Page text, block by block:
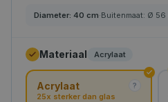
rond-120
rond-130
Diameter: 40 cm·Buitenmaat: Ø 56
Materiaal Acrylaat
Acrylaat ?
25x sterker dan glas